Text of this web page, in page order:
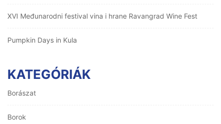
XVI Međunarodni festival vina i hrane Ravangrad Wine Fest
Pumpkin Days in Kula
KATEGÓRIÁK
Borászat
Borok